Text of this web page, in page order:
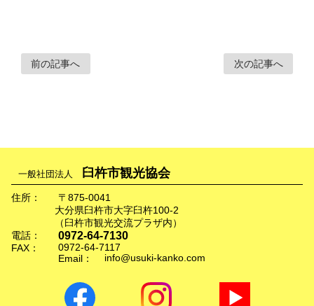
前の記事へ 次の記事へ
一般社団法人 臼杵市観光協会
住所：
〒875-0041
大分県臼杵市大字臼杵100-2
（臼杵市観光交流プラザ内）
電話：
0972-64-7130
FAX：
0972-64-7117
Email：
info@usuki-kanko.com